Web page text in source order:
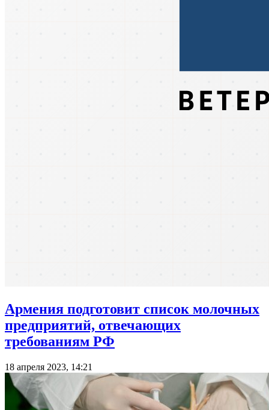
Армения подготовит список молочных
предприятий, отвечающих
требованиям РФ
18 апреля 2023, 14:21